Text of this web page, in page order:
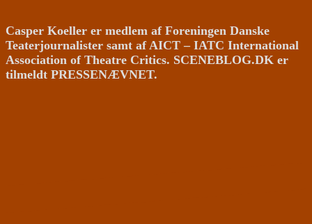
Casper Koeller er medlem af Foreningen Danske
Teaterjournalister samt af AICT – IATC International
Association of Theatre Critics. SCENEBLOG.DK er
tilmeldt PRESSENÆVNET.